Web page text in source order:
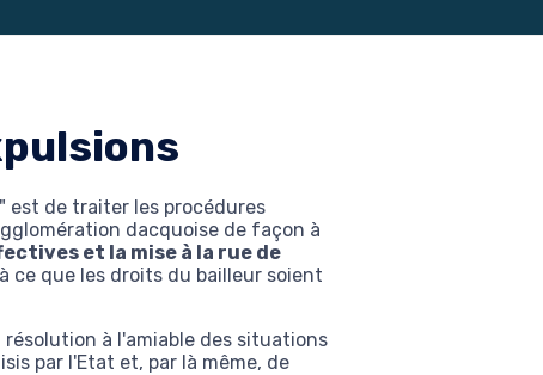
est de traiter les procédures
dacquoise de façon à
et la mise à la rue de
ce que les droits du bailleur soient
à l'amiable des situations
par l'Etat et, par là même, de